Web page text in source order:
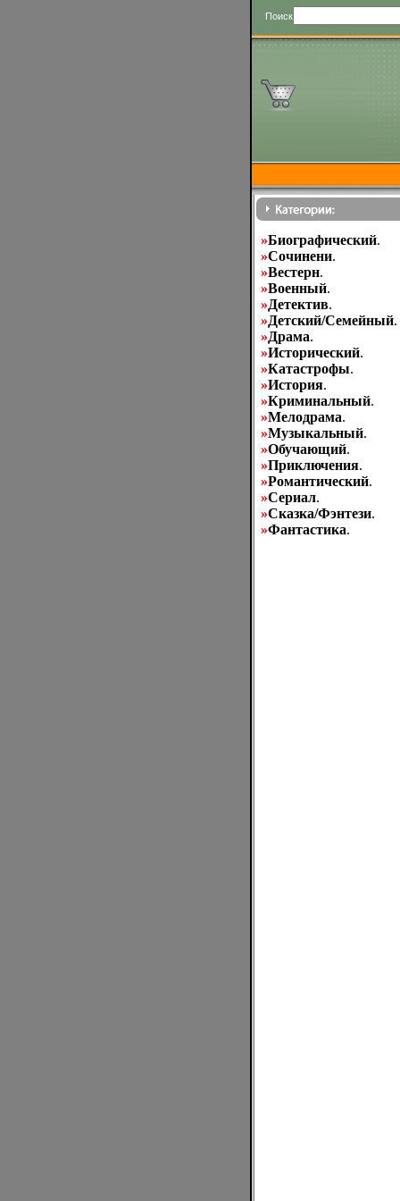
Поиск
»Биографический.
»Cочинени.
»Вестерн.
»Военный.
»Детектив.
»Детский/Семейный.
»Драма.
»Исторический.
»Катастрофы.
»История.
»Криминальный.
»Мелодрама.
»Музыкальный.
»Обучающий.
»Приключения.
»Романтический.
»Сериал.
»Сказка/Фэнтези.
»Фантастика.